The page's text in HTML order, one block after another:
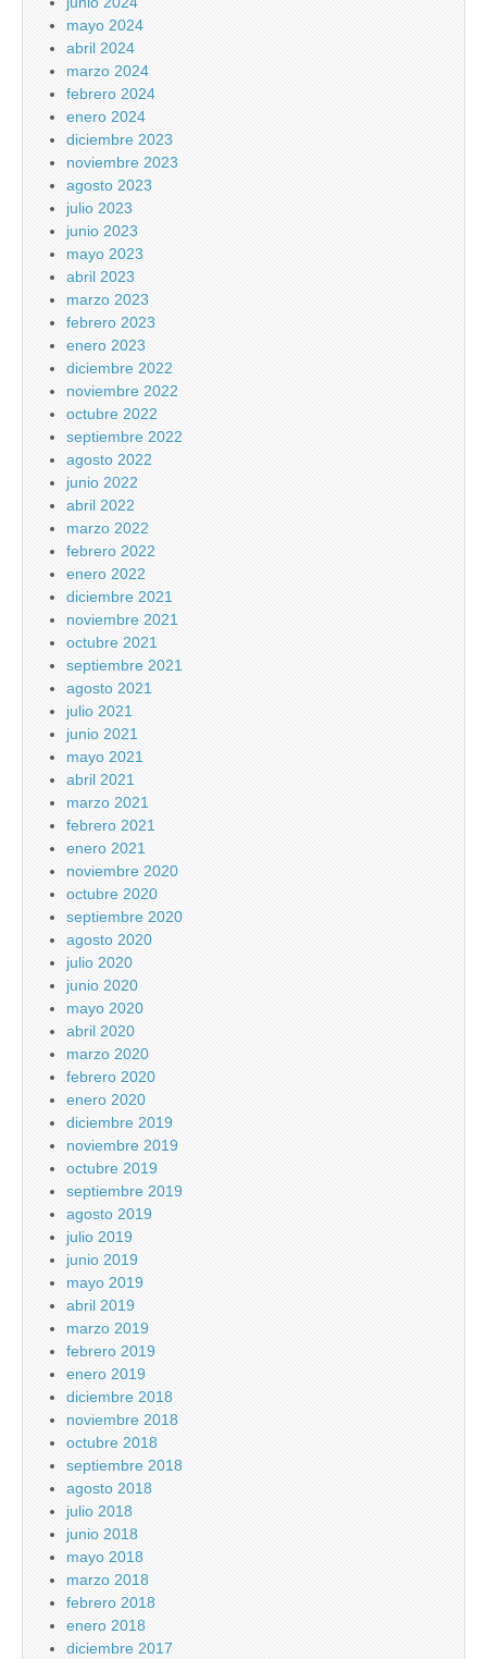
mayo 2024
abril 2024
marzo 2024
febrero 2024
enero 2024
diciembre 2023
noviembre 2023
agosto 2023
julio 2023
junio 2023
mayo 2023
abril 2023
marzo 2023
febrero 2023
enero 2023
diciembre 2022
noviembre 2022
octubre 2022
septiembre 2022
agosto 2022
junio 2022
abril 2022
marzo 2022
febrero 2022
enero 2022
diciembre 2021
noviembre 2021
octubre 2021
septiembre 2021
agosto 2021
julio 2021
junio 2021
mayo 2021
abril 2021
marzo 2021
febrero 2021
enero 2021
noviembre 2020
octubre 2020
septiembre 2020
agosto 2020
julio 2020
junio 2020
mayo 2020
abril 2020
marzo 2020
febrero 2020
enero 2020
diciembre 2019
noviembre 2019
octubre 2019
septiembre 2019
agosto 2019
julio 2019
junio 2019
mayo 2019
abril 2019
marzo 2019
febrero 2019
enero 2019
diciembre 2018
noviembre 2018
octubre 2018
septiembre 2018
agosto 2018
julio 2018
junio 2018
mayo 2018
marzo 2018
febrero 2018
enero 2018
diciembre 2017